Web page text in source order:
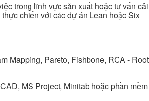
trong lĩnh vực sản xuất hoặc tư vấn cải
chiến với các dự án Lean hoặc Six
Mapping, Pareto, Fishbone, RCA - Root
MS Project, Minitab hoặc phần mềm